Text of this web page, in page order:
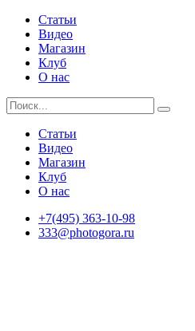
Статьи
Видео
Магазин
Клуб
О нас
Статьи
Видео
Магазин
Клуб
О нас
+7(495) 363-10-98
333@photogora.ru